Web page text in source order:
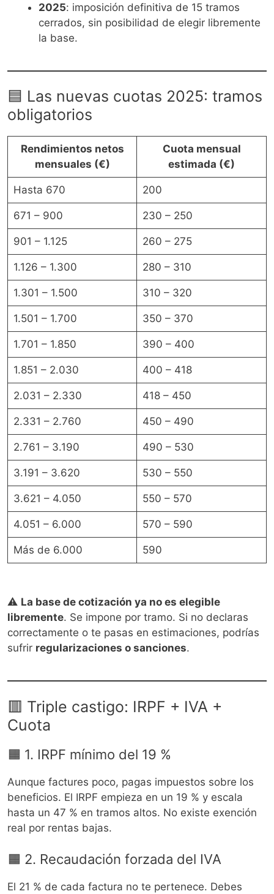
2025: imposición definitiva de 15 tramos
cerrados, sin posibilidad de elegir libremente
la base.
🟦 Las nuevas cuotas 2025: tramos
obligatorios
Rendimientos netos
mensuales (€)
Cuota mensual
estimada (€)
Hasta 670 200
671 – 900 230 – 250
901 – 1.125 260 – 275
1.126 – 1.300 280 – 310
1.301 – 1.500 310 – 320
1.501 – 1.700 350 – 370
1.701 – 1.850 390 – 400
1.851 – 2.030 400 – 418
2.031 – 2.330 418 – 450
2.331 – 2.760 450 – 490
2.761 – 3.190 490 – 530
3.191 – 3.620 530 – 550
3.621 – 4.050 550 – 570
4.051 – 6.000 570 – 590
Más de 6.000 590
⚠️ La base de cotización ya no es elegible
libremente. Se impone por tramo. Si no declaras
correctamente o te pasas en estimaciones, podrías
sufrir regularizaciones o sanciones.
🟥 Triple castigo: IRPF + IVA +
Cuota
🟧 1. IRPF mínimo del 19 %
Aunque factures poco, pagas impuestos sobre los
beneficios. El IRPF empieza en un 19 % y escala
hasta un 47 % en tramos altos. No existe exención
real por rentas bajas.
🟧 2. Recaudación forzada del IVA
El 21 % de cada factura no te pertenece. Debes